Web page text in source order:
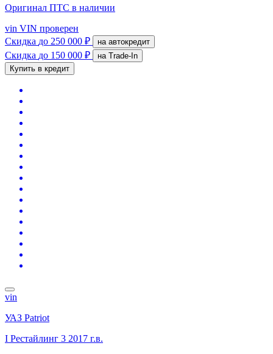
Оригинал ПТС в наличии
vin VIN проверен
Скидка до 250 000 ₽ на автокредит
Скидка до 150 000 ₽
на Trade-In
Купить в кредит
vin
УАЗ Patriot
I Рестайлинг 3 2017 г.в.